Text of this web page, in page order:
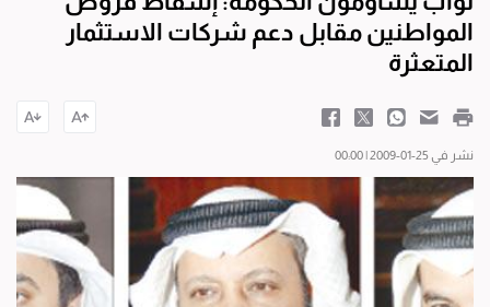
المواطنين مقابل دعم شركات الاستثمار
المتعثرة
نشر في 25-01-2009 | 00:00